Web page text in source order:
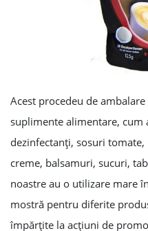
Acest procedeu de
suplimente alimentare, cum
dezinfectanţi, sosuri
creme, balsamuri, sucuri,
noastre au o utilizare mare
mostră pentru diferite
împărţite la acţiuni de